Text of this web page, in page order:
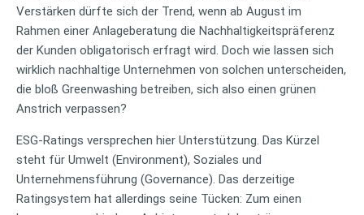
Verstärken dürfte sich der Trend, wenn ab August im
Rahmen einer Anlageberatung die Nachhaltigkeitspräferenz
der Kunden obligatorisch erfragt wird. Doch wie lassen sich
wirklich nachhaltige Unternehmen von solchen unterscheiden,
die bloß Greenwashing betreiben, sich also einen grünen
Anstrich verpassen?
ESG-Ratings versprechen hier Unterstützung. Das Kürzel
steht für Umwelt (Environment), Soziales und
Unternehmensführung (Governance). Das derzeitige
Ratingsystem hat allerdings seine Tücken: Zum einen